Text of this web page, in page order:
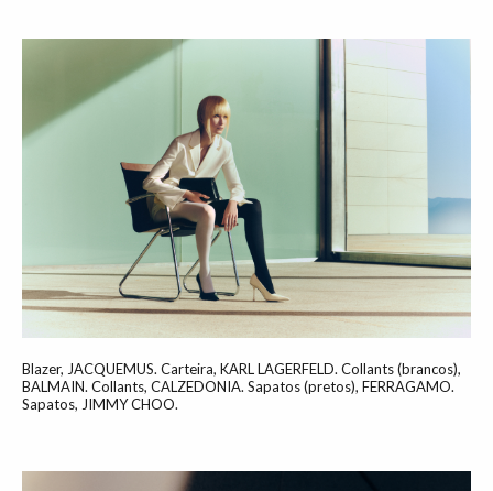
Blazer, JACQUEMUS. Carteira, KARL LAGERFELD. Collants (brancos),
BALMAIN. Collants, CALZEDONIA. Sapatos (pretos), FERRAGAMO.
Sapatos, JIMMY CHOO.